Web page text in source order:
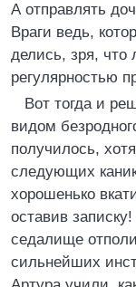
А отправлять
Враги ведь,
делись, зря,
регулярностью
Вот тогда и
видом
получилось,
следующих
хорошенько
оставив
седалище
сильнейших